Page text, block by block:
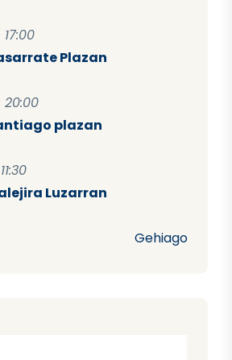
Plazan
plazan
Luzarran
Gehiago